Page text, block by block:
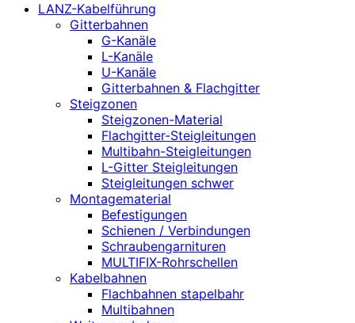
LANZ-Kabelführung
Gitterbahnen
G-Kanäle
L-Kanäle
U-Kanäle
Gitterbahnen & Flachgitter
Steigzonen
Steigzonen-Material
Flachgitter-Steigleitungen
Multibahn-Steigleitungen
L-Gitter Steigleitungen
Steigleitungen schwer
Montagematerial
Befestigungen
Schienen / Verbindungen
Schraubengarnituren
MULTIFIX-Rohrschellen
Kabelbahnen
Flachbahnen stapelbahr
Multibahnen